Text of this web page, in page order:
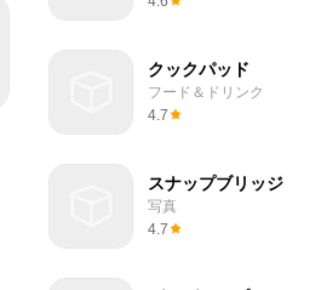
クックパッド
フード＆ドリンク
4.7
スナップブリッジ
写真
4.7